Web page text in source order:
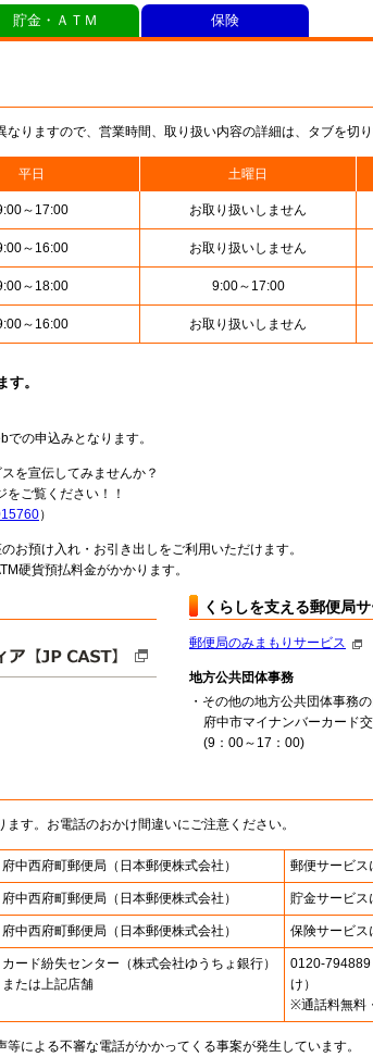
りますので、営業時間、取り扱い内容の詳細は、タブを切り
平日 土曜日
～17:00 お取り扱いしません
～16:00 お取り扱いしません
～18:00 9:00～17:00
～16:00 お取り扱いしません
。
の申込みとなります。
を宣伝してみませんか？
ご覧ください！！
）
お預け入れ・お引き出しをご利用いただけます。
硬貨預払料金がかかります。
くらしを支える郵便局
郵便局のみまもりサービス
地方公共団体事務
・その他の地方公共団体事務の
府中市マイナンバーカード
(9：00～17：00)
す。お電話のおかけ間違いにご注意ください。
府中西府町郵便局 （日本郵便株式会社） 郵便サービス
府中西府町郵便局 （日本郵便株式会社） 貯金サービス
府中西府町郵便局 （日本郵便株式会社） 保険サービス
カード紛失センター （株式会社ゆうちょ銀行）
または上記店舗
0120-794889
け）
※通話料無料
による不審な電話がかかってくる事案が発生しています。
貯金・ＡＴＭ 保険